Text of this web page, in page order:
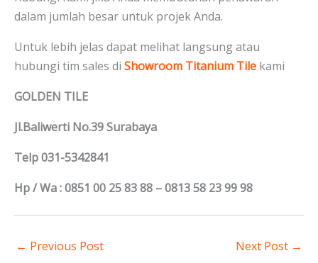
dalam jumlah besar untuk projek Anda.
Untuk lebih jelas dapat melihat langsung atau
hubungi tim sales di Showroom Titanium Tile kami
GOLDEN TILE
Jl.Baliwerti No.39 Surabaya
Telp 031-5342841
Hp / Wa : 0851 00 25 83 88 – 0813 58 23 99 98
← Previous Post Next Post →